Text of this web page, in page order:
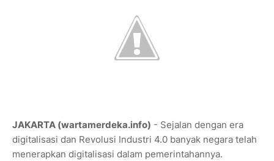
JAKARTA (wartamerdeka.info) - Sejalan dengan era
digitalisasi dan Revolusi Industri 4.0 banyak negara telah
menerapkan digitalisasi dalam pemerintahannya.